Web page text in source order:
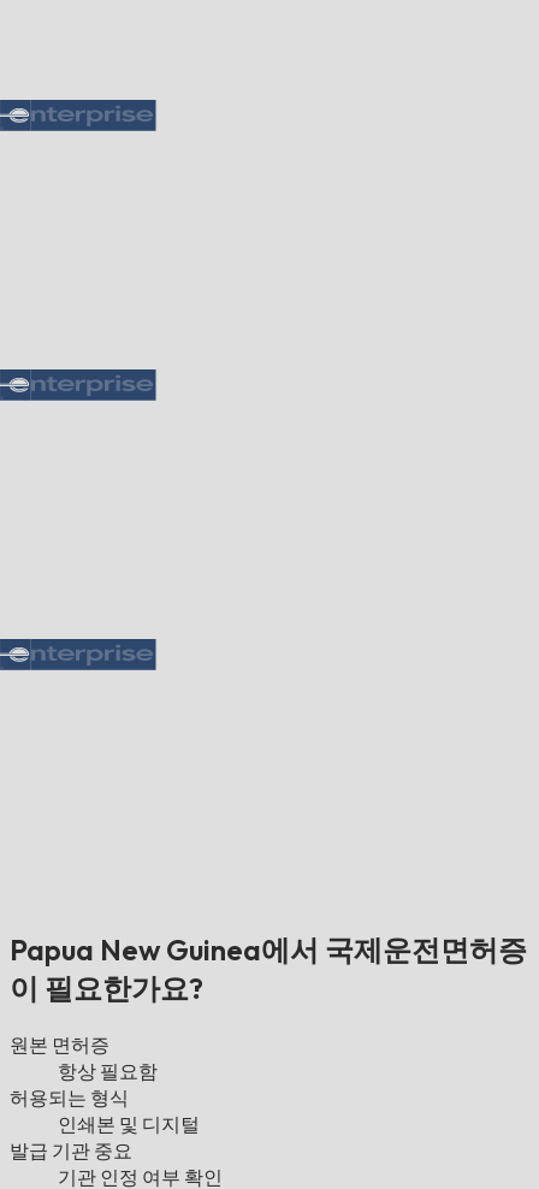
Papua New Guinea에서 국제운전면허증
이 필요한가요?
원본 면허증
항상 필요함
허용되는 형식
인쇄본 및 디지털
발급 기관 중요
기관 인정 여부 확인